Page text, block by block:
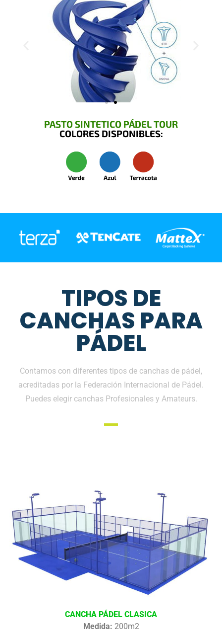
PASTO SINTETICO PÁDEL TOUR
COLORES DISPONIBLES:
TIPOS DE
CANCHAS PARA
PÁDEL
Contamos con diferentes tipos de canchas de pádel,
acreditadas por la Federación Internacional de Pádel.
Puedes elegir canchas Profesionales y Amateurs.
CANCHA PÁDEL CLASICA
Medida: 200m2